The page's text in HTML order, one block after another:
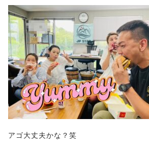
アゴ大丈夫かな？笑